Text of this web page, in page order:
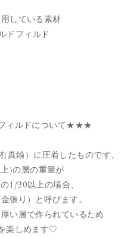
している素材
ドフィルド
ィルドについて★★★
真鍮）に圧着したものです。
)の層の重量が
1/20以上の場合、
張り）と呼びます。
い層で作られているため
楽しめます♡